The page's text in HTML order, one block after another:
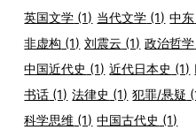
英国文学 (1) 当代文学 (1) 中东
非虚构 (1) 刘震云 (1) 政治哲学
中国近代史 (1) 近代日本史 (1)
书话 (1) 法律史 (1) 犯罪/悬疑
科学思维 (1) 中国古代史 (1)